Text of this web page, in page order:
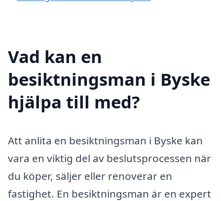
Vad kan en
besiktningsman i Byske
hjälpa till med?
Att anlita en besiktningsman i Byske kan
vara en viktig del av beslutsprocessen när
du köper, säljer eller renoverar en
fastighet. En besiktningsman är en expert